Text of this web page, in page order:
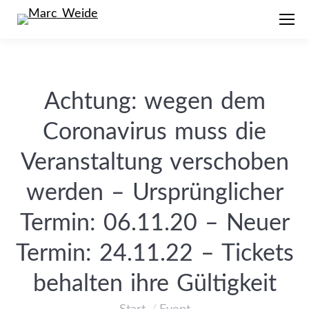
Achtung: wegen dem
Coronavirus muss die
Veranstaltung verschoben
werden – Ursprünglicher
Termin: 06.11.20 – Neuer
Termin: 24.11.22 – Tickets
behalten ihre Gültigkeit